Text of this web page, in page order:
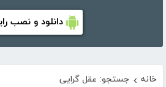
دانلود و نصب
خانه › جستجو: عقل گرایی